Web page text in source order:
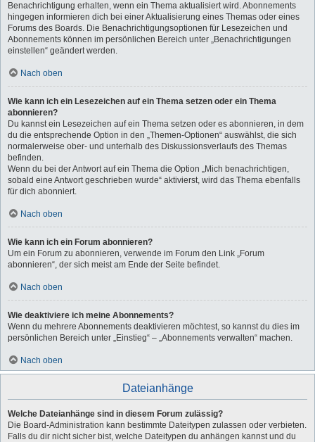
Benachrichtigung erhalten, wenn ein Thema aktualisiert wird. Abonnements
hingegen informieren dich bei einer Aktualisierung eines Themas oder eines
Forums des Boards. Die Benachrichtigungsoptionen für Lesezeichen und
Abonnements können im persönlichen Bereich unter „Benachrichtigungen
einstellen“ geändert werden.
Nach oben
Wie kann ich ein Lesezeichen auf ein Thema setzen oder ein Thema
abonnieren?
Du kannst ein Lesezeichen auf ein Thema setzen oder es abonnieren, in dem
du die entsprechende Option in den „Themen-Optionen“ auswählst, die sich
normalerweise ober- und unterhalb des Diskussionsverlaufs des Themas
befinden.
Wenn du bei der Antwort auf ein Thema die Option „Mich benachrichtigen,
sobald eine Antwort geschrieben wurde“ aktivierst, wird das Thema ebenfalls
für dich abonniert.
Nach oben
Wie kann ich ein Forum abonnieren?
Um ein Forum zu abonnieren, verwende im Forum den Link „Forum
abonnieren“, der sich meist am Ende der Seite befindet.
Nach oben
Wie deaktiviere ich meine Abonnements?
Wenn du mehrere Abonnements deaktivieren möchtest, so kannst du dies im
persönlichen Bereich unter „Einstieg“ – „Abonnements verwalten“ machen.
Nach oben
Dateianhänge
Welche Dateianhänge sind in diesem Forum zulässig?
Die Board-Administration kann bestimmte Dateitypen zulassen oder verbieten.
Falls du dir nicht sicher bist, welche Dateitypen du anhängen kannst und du